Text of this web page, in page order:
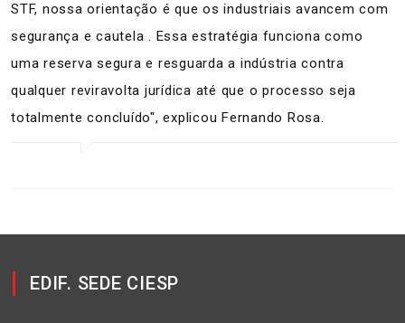
STF, nossa orientação é que os industriais avancem com
segurança e cautela . Essa estratégia funciona como
uma reserva segura e resguarda a indústria contra
qualquer reviravolta jurídica até que o processo seja
totalmente concluído", explicou Fernando Rosa.
EDIF. SEDE CIESP